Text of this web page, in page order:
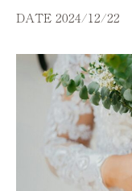
DATE 2024/12/22